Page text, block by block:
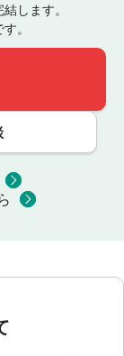
します。
。